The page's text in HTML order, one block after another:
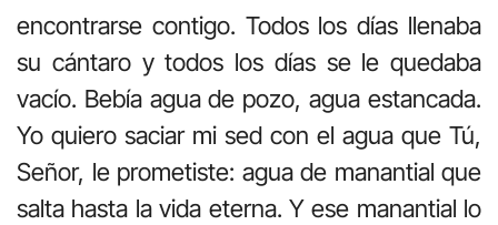
encontrarse contigo. Todos los días llenaba
su cántaro y todos los días se le quedaba
vacío. Bebía agua de pozo, agua estancada.
Yo quiero saciar mi sed con el agua que Tú,
Señor, le prometiste: agua de manantial que
salta hasta la vida eterna. Y ese manantial lo